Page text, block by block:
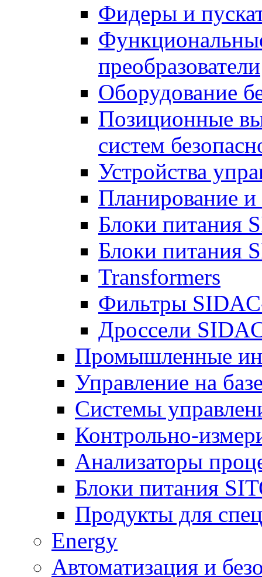
Фидеры и
преобразователи
Оборудование
Позиционные
систем
Устройства
Планирование
Блоки питания
Блоки питания
Transformers
Фильтры
Дроссели
Промышленные
Управление на
Системы
Контрольно-
Анализаторы
Блоки питания
Продукты для
Energy
Автоматизация и